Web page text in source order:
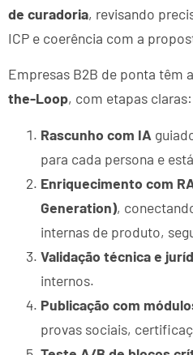
de curadoria, revisando
ICP e coerência com a
Empresas B2B de ponta têm
the-Loop, com etapas claras:
Rascunho com IA
para cada persona e
Enriquecimento com
Generation),
internas de produto,
Validação técnica e
internos.
Publicação com
provas sociais,